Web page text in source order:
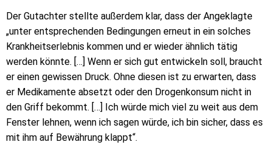
Der Gutachter stellte außerdem klar, dass der Angeklagte
„unter entsprechenden Bedingungen erneut in ein solches
Krankheitserlebnis kommen und er wieder ähnlich tätig
werden könnte. […] Wenn er sich gut entwickeln soll, braucht
er einen gewissen Druck. Ohne diesen ist zu erwarten, dass
er Medikamente absetzt oder den Drogenkonsum nicht in
den Griff bekommt. […] Ich würde mich viel zu weit aus dem
Fenster lehnen, wenn ich sagen würde, ich bin sicher, dass es
mit ihm auf Bewährung klappt“.